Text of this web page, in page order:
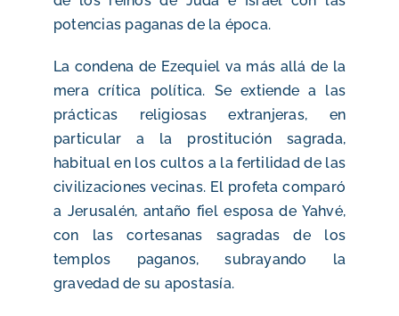
potencias paganas de la época.
La condena de Ezequiel va más allá de la
mera crítica política. Se extiende a las
prácticas religiosas extranjeras, en
particular a la prostitución sagrada,
habitual en los cultos a la fertilidad de las
civilizaciones vecinas. El profeta comparó
a Jerusalén, antaño fiel esposa de Yahvé,
con las cortesanas sagradas de los
templos paganos, subrayando la
gravedad de su apostasía.